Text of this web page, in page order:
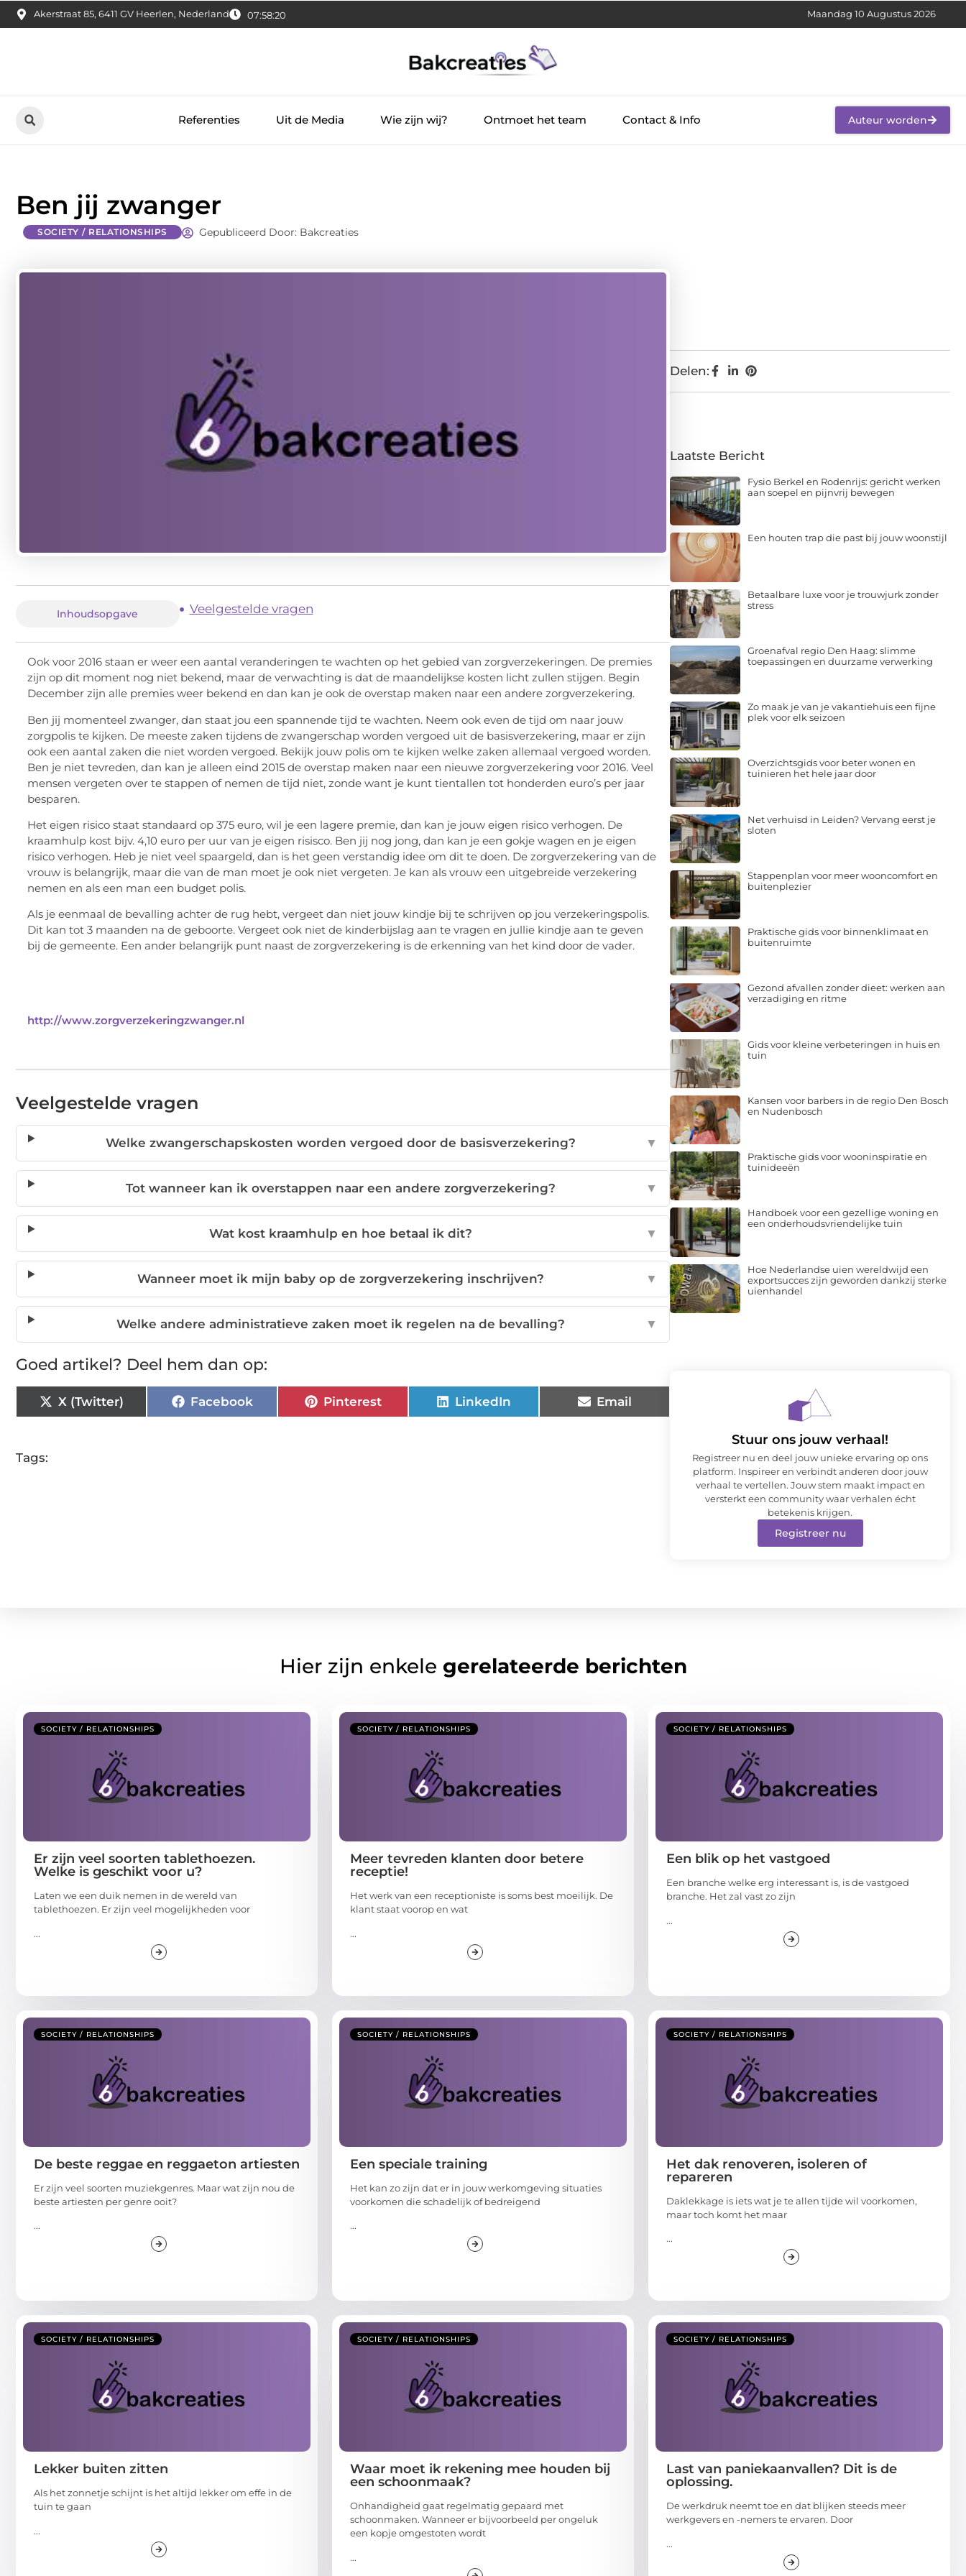
Akerstraat 85, 6411 GV Heerlen, Nederland 07:58:21 Maandag 10 Augustus 2026
Referenties Uit de Media Wie zijn wij? Ontmoet het team Contact & Info Auteur worden
Ben jij zwanger
SOCIETY / RELATIONSHIPS Gepubliceerd Door: Bakcreaties
Inhoudsopgave Veelgestelde vragen
Ook voor 2016 staan er weer een aantal veranderingen te wachten op het gebied van zorgverzekeringen. De premies
zijn op dit moment nog niet bekend, maar de verwachting is dat de maandelijkse kosten licht zullen stijgen. Begin
December zijn alle premies weer bekend en dan kan je ook de overstap maken naar een andere zorgverzekering.
Ben jij momenteel zwanger, dan staat jou een spannende tijd te wachten. Neem ook even de tijd om naar jouw
zorgpolis te kijken. De meeste zaken tijdens de zwangerschap worden vergoed uit de basisverzekering, maar er zijn
ook een aantal zaken die niet worden vergoed. Bekijk jouw polis om te kijken welke zaken allemaal vergoed worden.
Ben je niet tevreden, dan kan je alleen eind 2015 de overstap maken naar een nieuwe zorgverzekering voor 2016. Veel
mensen vergeten over te stappen of nemen de tijd niet, zonde want je kunt tientallen tot honderden euro’s per jaar
besparen.
Het eigen risico staat standaard op 375 euro, wil je een lagere premie, dan kan je jouw eigen risico verhogen. De
kraamhulp kost bijv. 4,10 euro per uur van je eigen risisco. Ben jij nog jong, dan kan je een gokje wagen en je eigen
risico verhogen. Heb je niet veel spaargeld, dan is het geen verstandig idee om dit te doen. De zorgverzekering van de
vrouw is belangrijk, maar die van de man moet je ook niet vergeten. Je kan als vrouw een uitgebreide verzekering
nemen en als een man een budget polis.
Als je eenmaal de bevalling achter de rug hebt, vergeet dan niet jouw kindje bij te schrijven op jou verzekeringspolis.
Dit kan tot 3 maanden na de geboorte. Vergeet ook niet de kinderbijslag aan te vragen en jullie kindje aan te geven
bij de gemeente. Een ander belangrijk punt naast de zorgverzekering is de erkenning van het kind door de vader.
http://www.zorgverzekeringzwanger.nl
Veelgestelde vragen
Welke zwangerschapskosten worden vergoed door de basisverzekering? ▼
Tot wanneer kan ik overstappen naar een andere zorgverzekering? ▼
Wat kost kraamhulp en hoe betaal ik dit? ▼
Wanneer moet ik mijn baby op de zorgverzekering inschrijven? ▼
Welke andere administratieve zaken moet ik regelen na de bevalling? ▼
Goed artikel? Deel hem dan op:
X (Twitter) Facebook Pinterest LinkedIn Email
Tags:
Delen:
Laatste Bericht
Fysio Berkel en Rodenrijs: gericht werken
aan soepel en pijnvrij bewegen
Een houten trap die past bij jouw woonstijl
Betaalbare luxe voor je trouwjurk zonder
stress
Groenafval regio Den Haag: slimme
toepassingen en duurzame verwerking
Zo maak je van je vakantiehuis een fijne
plek voor elk seizoen
Overzichtsgids voor beter wonen en
tuinieren het hele jaar door
Net verhuisd in Leiden? Vervang eerst je
sloten
Stappenplan voor meer wooncomfort en
buitenplezier
Praktische gids voor binnenklimaat en
buitenruimte
Gezond afvallen zonder dieet: werken aan
verzadiging en ritme
Gids voor kleine verbeteringen in huis en
tuin
Kansen voor barbers in de regio Den Bosch
en Nudenbosch
Praktische gids voor wooninspiratie en
tuinideeën
Handboek voor een gezellige woning en
een onderhoudsvriendelijke tuin
Hoe Nederlandse uien wereldwijd een
exportsucces zijn geworden dankzij sterke
uienhandel
Stuur ons jouw verhaal!
Registreer nu en deel jouw unieke ervaring op ons
platform. Inspireer en verbindt anderen door jouw
verhaal te vertellen. Jouw stem maakt impact en
versterkt een community waar verhalen écht
betekenis krijgen.
Registreer nu
Hier zijn enkele gerelateerde berichten
SOCIETY / RELATIONSHIPS
Er zijn veel soorten tablethoezen.
Welke is geschikt voor u?
Laten we een duik nemen in de wereld van
tablethoezen. Er zijn veel mogelijkheden voor
...
SOCIETY / RELATIONSHIPS
Meer tevreden klanten door betere
receptie!
Het werk van een receptioniste is soms best moeilijk. De
klant staat voorop en wat
...
SOCIETY / RELATIONSHIPS
Een blik op het vastgoed
Een branche welke erg interessant is, is de vastgoed
branche. Het zal vast zo zijn
...
SOCIETY / RELATIONSHIPS
De beste reggae en reggaeton artiesten
Er zijn veel soorten muziekgenres. Maar wat zijn nou de
beste artiesten per genre ooit?
...
SOCIETY / RELATIONSHIPS
Een speciale training
Het kan zo zijn dat er in jouw werkomgeving situaties
voorkomen die schadelijk of bedreigend
...
SOCIETY / RELATIONSHIPS
Het dak renoveren, isoleren of
repareren
Daklekkage is iets wat je te allen tijde wil voorkomen,
maar toch komt het maar
...
SOCIETY / RELATIONSHIPS
Lekker buiten zitten
Als het zonnetje schijnt is het altijd lekker om effe in de
tuin te gaan
...
SOCIETY / RELATIONSHIPS
Waar moet ik rekening mee houden bij
een schoonmaak?
Onhandigheid gaat regelmatig gepaard met
schoonmaken. Wanneer er bijvoorbeeld per ongeluk
een kopje omgestoten wordt
...
SOCIETY / RELATIONSHIPS
Last van paniekaanvallen? Dit is de
oplossing.
De werkdruk neemt toe en dat blijken steeds meer
werkgevers en -nemers te ervaren. Door
...